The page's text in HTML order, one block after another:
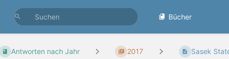
Bücher
Antworten nach Jahr 2017 Sasek